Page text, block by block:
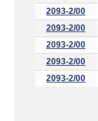
2093-2/00
2093-2/00
2093-2/00
2093-2/00
2093-2/00